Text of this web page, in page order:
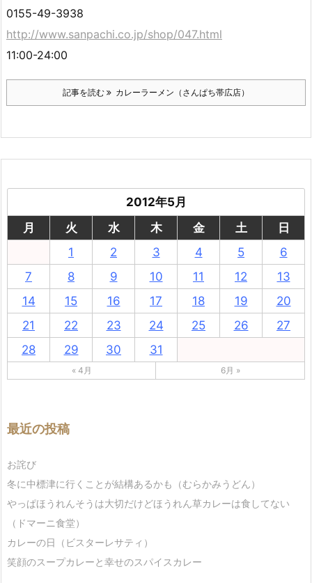
0155-49-3938
http://www.sanpachi.co.jp/shop/047.html
11:00-24:00
記事を読む カレーラーメン（さんぱち帯広店）
2012年5月
月
火 水 木 金 土
日
1
2 3 4 5
6
7
8 9 10 11 12
13
14
15 16 17 18 19
20
21
22 23 24 25 26
27
28
29 30 31
« 4月 6月 »
最近の投稿
お詫び
冬に中標津に行くことが結構あるかも（むらかみうどん）
やっぱほうれんそうは大切だけどほうれん草カレーは食してない
（ドマーニ食堂）
カレーの日（ビスターレサティ）
笑顔のスープカレーと幸せのスパイスカレー